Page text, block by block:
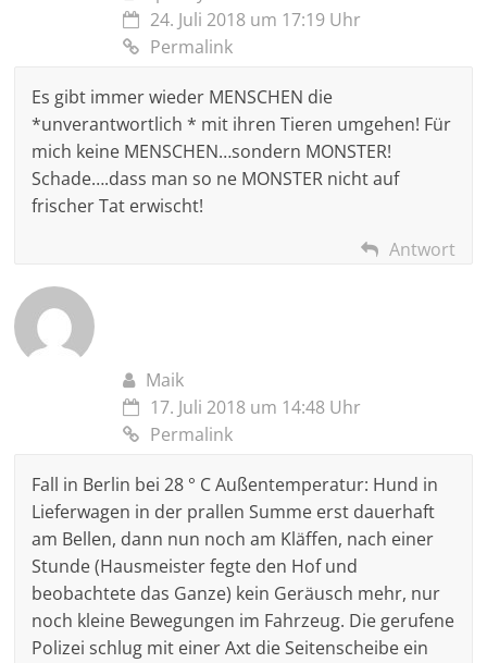
24. Juli 2018 um 17:19 Uhr
Permalink
Es gibt immer wieder MENSCHEN die
*unverantwortlich * mit ihren Tieren umgehen! Für
mich keine MENSCHEN…sondern MONSTER!
Schade….dass man so ne MONSTER nicht auf
frischer Tat erwischt!
Antwort
Maik
17. Juli 2018 um 14:48 Uhr
Permalink
Fall in Berlin bei 28 ° C Außentemperatur: Hund in
Lieferwagen in der prallen Summe erst dauerhaft
am Bellen, dann nun noch am Kläffen, nach einer
Stunde (Hausmeister fegte den Hof und
beobachtete das Ganze) kein Geräusch mehr, nur
noch kleine Bewegungen im Fahrzeug. Die gerufene
Polizei schlug mit einer Axt die Seitenscheibe ein